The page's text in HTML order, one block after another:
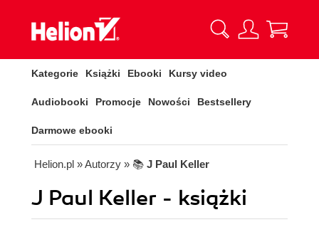
Kategorie Książki Ebooki Kursy video
Audiobooki Promocje Nowości Bestsellery
Darmowe ebooki
Helion.pl » Autorzy » 📚 J Paul Keller
J Paul Keller - książki